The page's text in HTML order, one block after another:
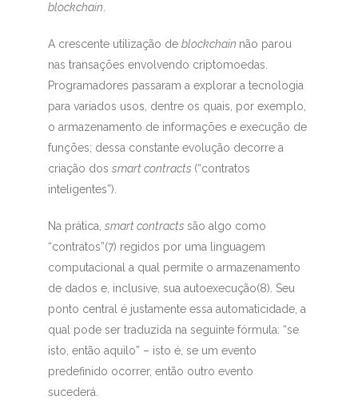
blockchain.
A crescente utilização de blockchain não parou
nas transações envolvendo criptomoedas.
Programadores passaram a explorar a tecnologia
para variados usos, dentre os quais, por exemplo,
o armazenamento de informações e execução de
funções; dessa constante evolução decorre a
criação dos smart contracts (“contratos
inteligentes”).
Na prática, smart contracts são algo como
“contratos”(7) regidos por uma linguagem
computacional a qual permite o armazenamento
de dados e, inclusive, sua autoexecução(8). Seu
ponto central é justamente essa automaticidade, a
qual pode ser traduzida na seguinte fórmula: “se
isto, então aquilo” – isto é, se um evento
predefinido ocorrer, então outro evento
sucederá.